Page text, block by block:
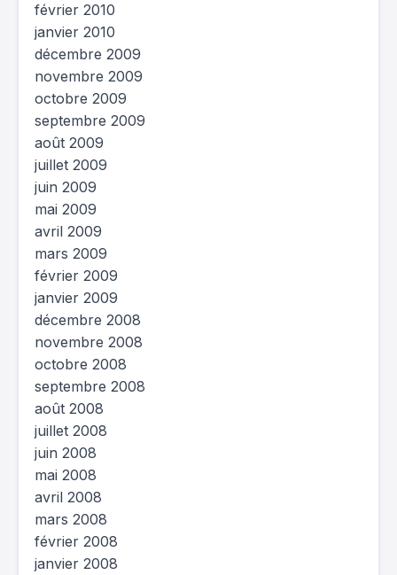
février 2010
janvier 2010
décembre 2009
novembre 2009
octobre 2009
septembre 2009
août 2009
juillet 2009
juin 2009
mai 2009
avril 2009
mars 2009
février 2009
janvier 2009
décembre 2008
novembre 2008
octobre 2008
septembre 2008
août 2008
juillet 2008
juin 2008
mai 2008
avril 2008
mars 2008
février 2008
janvier 2008